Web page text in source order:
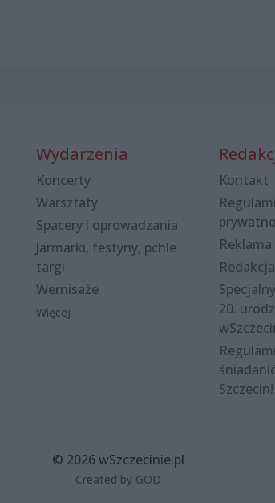
Wydarzenia
Koncerty
Warsztaty
Spacery i oprowadzania
Jarmarki, festyny, pchle
targi
Wernisaże
Więcej
Kontakt
Reklama
Redakcja
20.
© 2026 wSzczecinie.pl
Created by GOD